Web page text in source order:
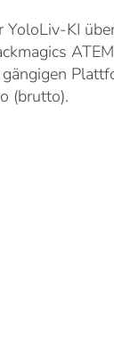
KI
(brutto).